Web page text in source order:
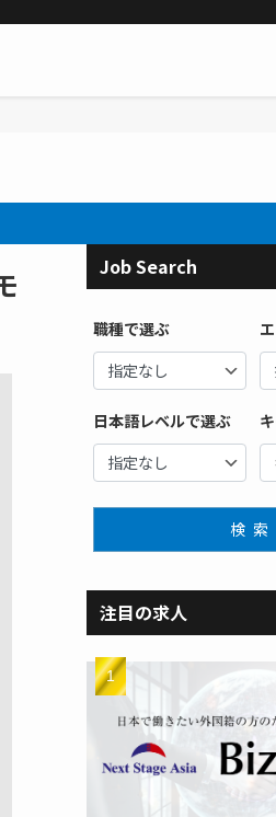
Job Search
職種で選ぶ
日本語レベルで選ぶ
検索
注目の求人